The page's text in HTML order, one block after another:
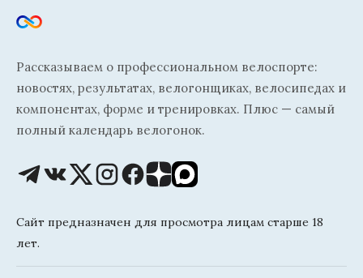
Рассказываем о профессиональном велоспорте:
новостях, результатах, велогонщиках, велосипедах и
компонентах, форме и тренировках. Плюс — самый
полный календарь велогонок.
Сайт предназначен для просмотра лицам старше 18
лет.